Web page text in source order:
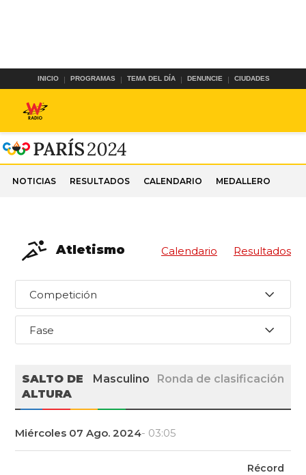
INICIO PROGRAMAS TEMA DEL DÍA DENUNCIE CIUDADES
NOTICIAS RESULTADOS CALENDARIO MEDALLERO
Atletismo Calendario Resultados
Competición
Fase
SALTO DE
ALTURA
Masculino Ronda de clasificación
Miércoles 07 Ago. 2024- 03:05
Récord